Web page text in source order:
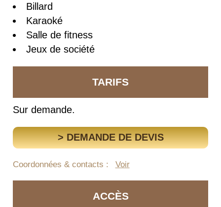
Billard
Karaoké
Salle de fitness
Jeux de société
TARIFS
Sur demande.
> DEMANDE DE DEVIS
Coordonnées & contacts : Voir
ACCÈS